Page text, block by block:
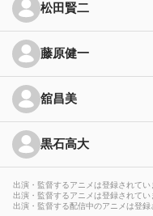
松田賢二
藤原健一
舘昌美
黒石高大
出演・監督するアニメは登録されてい
出演・監督するアニメは登録されてい
出演・監督する配信中のアニメは登録